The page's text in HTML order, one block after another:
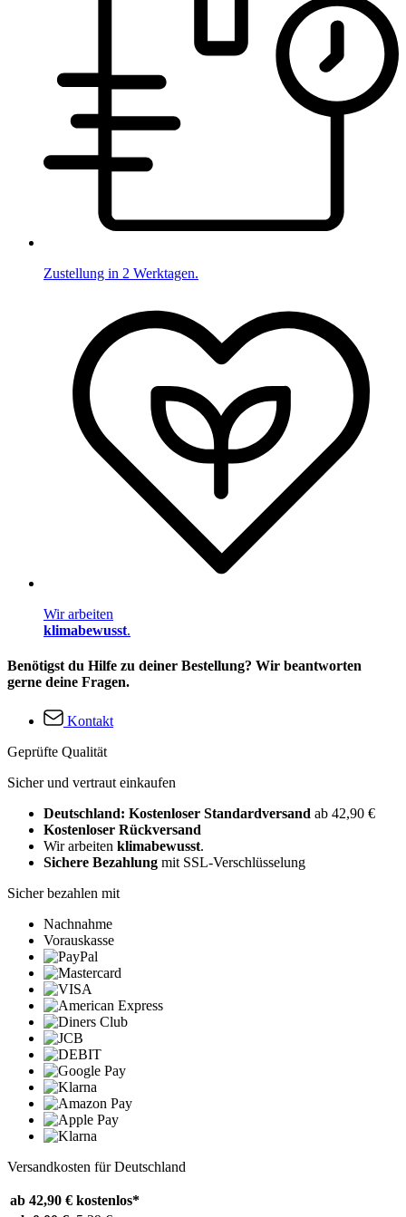
Zustellung in 2 Werktagen.
Wir arbeiten
klimabewusst.
Benötigst du Hilfe zu deiner Bestellung? Wir beantworten
gerne deine Fragen.
Kontakt
Geprüfte Qualität
Sicher und vertraut einkaufen
Deutschland: Kostenloser Standardversand ab 42,90 €
Kostenloser Rückversand
Wir arbeiten klimabewusst.
Sichere Bezahlung mit SSL-Verschlüsselung
Sicher bezahlen mit
Nachnahme
Vorauskasse
Versandkosten für Deutschland
ab 42,90 € kostenlos*